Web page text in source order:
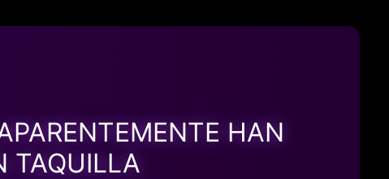
HAN
TAQUILLA